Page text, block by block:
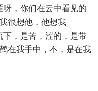
，你们在云中看见的
很想他，他想我
下，是苦，涩的，是带
在我手中，不，是在我